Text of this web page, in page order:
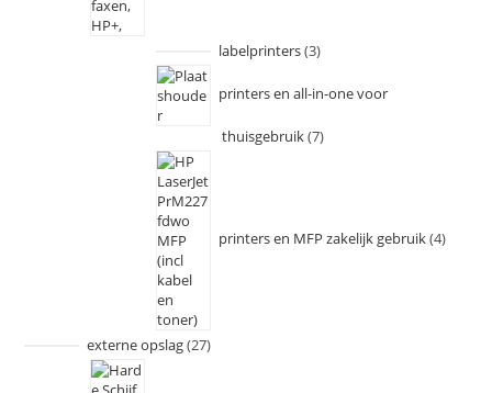
labelprinters 3
printers en all-in-one voor
thuisgebruik 7
printers en MFP zakelijk gebruik 4
externe opslag 27